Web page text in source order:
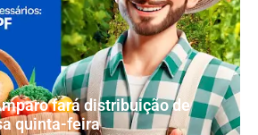
fará distribuição de
quinta-feira